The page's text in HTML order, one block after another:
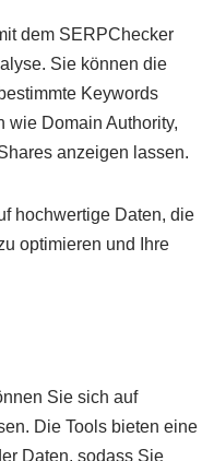
dem SERPChecker
Sie können die
Keywords
wie Domain Authority,
anzeigen lassen.
hochwertige Daten, die
optimieren und Ihre
Sie sich auf
Die Tools bieten eine
Daten, sodass Sie